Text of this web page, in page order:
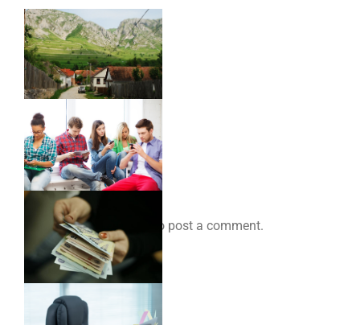
Comenteaza
You must be to post a comment.